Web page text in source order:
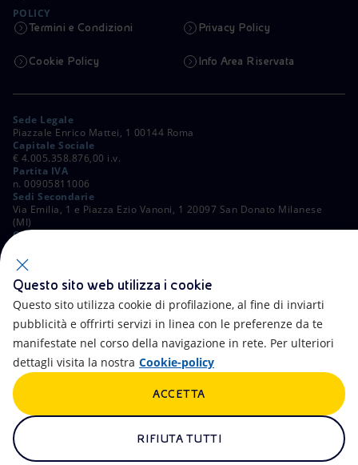
POLICY
Termini e Condizioni Privacy Policy
Cookie Policy Info Area Riservata
Sede Legale
Piazzale Enrico Mattei, 1 00144 Roma
Capitale Sociale
€ 4.005.358.876,00 i.v.
Partita IVA
n. 00905811006
Sedi Secondarie
Via Emilia, 1 e Piazza Ezio Vanoni, 1 20097 San Donato Milanese
(MI)
C. Fiscale e Registro Imprese di Roma
ALTRI LINK
Accessibilità Calendario
Newsletter Intelligenza artificiale
Truffe e Phishing
Questo sito web utilizza i cookie
Questo sito utilizza cookie di profilazione, al fine di inviarti
pubblicità e offrirti servizi in linea con le preferenze da te
manifestate nel corso della navigazione in rete. Per ulteriori
dettagli visita la nostra Cookie-policy
RIFIUTA TUTTI
ACCETTA